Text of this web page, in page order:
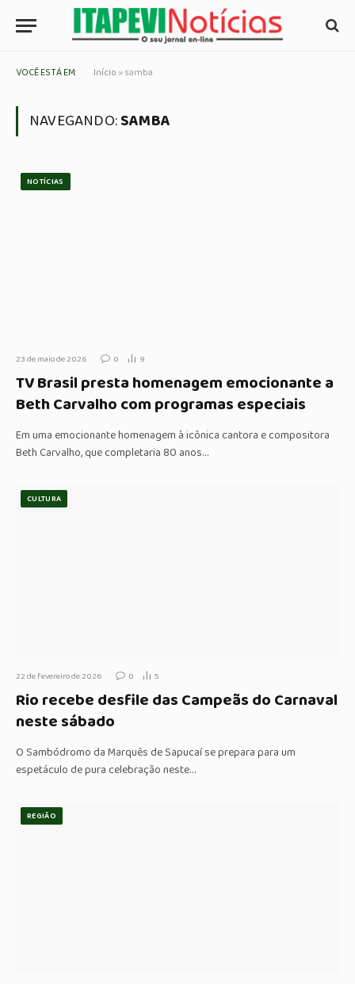
VOCÊ ESTÁ EM: Início »samba
NAVEGANDO:SAMBA
NOTÍCIAS
23 de maio de 2026 0 9
TV Brasil presta homenagem emocionante a
Beth Carvalho com programas especiais
Em uma emocionante homenagem à icônica cantora e compositora
Beth Carvalho, que completaria 80 anos…
CULTURA
22 de fevereiro de 2026 0 5
Rio recebe desfile das Campeãs do Carnaval
neste sábado
O Sambódromo da Marquês de Sapucaí se prepara para um
espetáculo de pura celebração neste…
REGIÃO